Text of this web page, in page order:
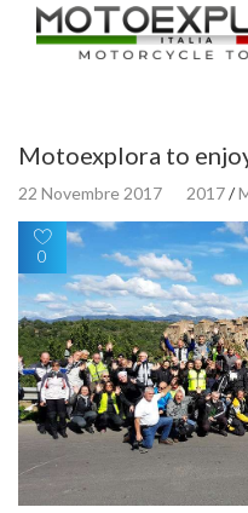
Motoexplora to
22 Novembre 2017 2017/
0